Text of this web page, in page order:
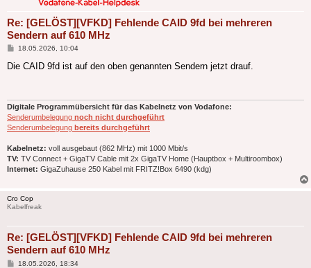
Re: [GELÖST][VFKD] Fehlende CAID 9fd bei mehreren
Sendern auf 610 MHz
Beitrag
18.05.2026, 10:04
Die CAID 9fd ist auf den oben genannten Sendern jetzt drauf.
Digitale Programmübersicht für das Kabelnetz von Vodafone:
Senderumbelegung noch nicht durchgeführt
Senderumbelegung bereits durchgeführt
Kabelnetz: voll ausgebaut (862 MHz) mit 1000 Mbit/s
TV: TV Connect + GigaTV Cable mit 2x GigaTV Home (Hauptbox + Multiroombox)
Internet: GigaZuhause 250 Kabel mit FRITZ!Box 6490 (kdg)
Cro Cop
Kabelfreak
Re: [GELÖST][VFKD] Fehlende CAID 9fd bei mehreren
Sendern auf 610 MHz
Beitrag
18.05.2026, 18:34